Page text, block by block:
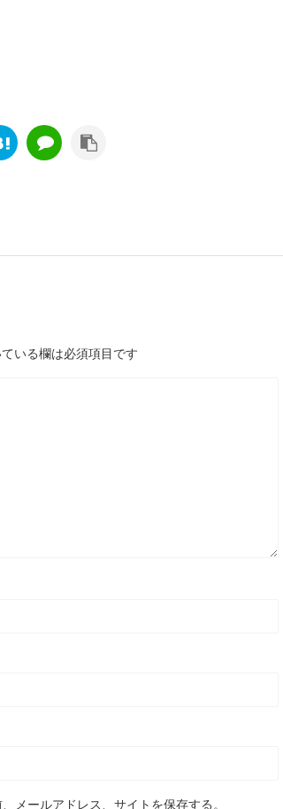
いる欄は必須項目です
メールアドレス、サイトを保存する。